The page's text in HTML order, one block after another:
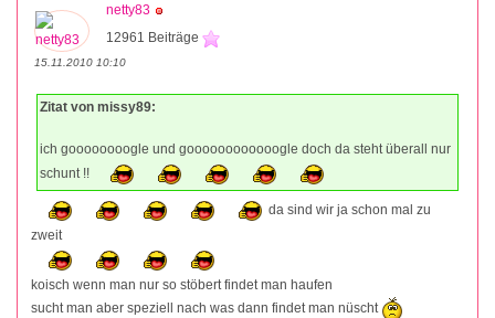
netty83
12961 Beiträge
15.11.2010 10:10
Zitat von missy89:
ich goooooooogle und goooooooooooogle doch da steht überall nur
schunt !!
da sind wir ja schon mal zu
zweit
koisch wenn man nur so stöbert findet man haufen
sucht man aber speziell nach was dann findet man nüscht